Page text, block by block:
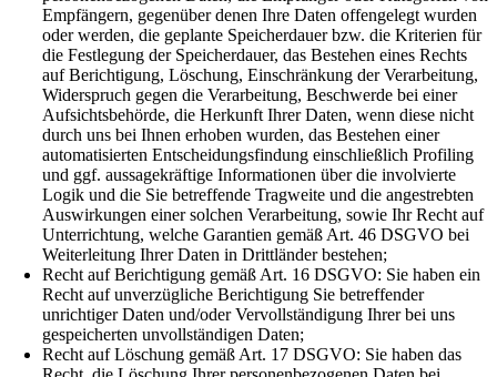
Empfängern, gegenüber denen Ihre Daten offengelegt wurden
oder werden, die geplante Speicherdauer bzw. die Kriterien für
die Festlegung der Speicherdauer, das Bestehen eines Rechts
auf Berichtigung, Löschung, Einschränkung der Verarbeitung,
Widerspruch gegen die Verarbeitung, Beschwerde bei einer
Aufsichtsbehörde, die Herkunft Ihrer Daten, wenn diese nicht
durch uns bei Ihnen erhoben wurden, das Bestehen einer
automatisierten Entscheidungsfindung einschließlich Profiling
und ggf. aussagekräftige Informationen über die involvierte
Logik und die Sie betreffende Tragweite und die angestrebten
Auswirkungen einer solchen Verarbeitung, sowie Ihr Recht auf
Unterrichtung, welche Garantien gemäß Art. 46 DSGVO bei
Weiterleitung Ihrer Daten in Drittländer bestehen;
Recht auf Berichtigung gemäß Art. 16 DSGVO: Sie haben ein
Recht auf unverzügliche Berichtigung Sie betreffender
unrichtiger Daten und/oder Vervollständigung Ihrer bei uns
gespeicherten unvollständigen Daten;
Recht auf Löschung gemäß Art. 17 DSGVO: Sie haben das